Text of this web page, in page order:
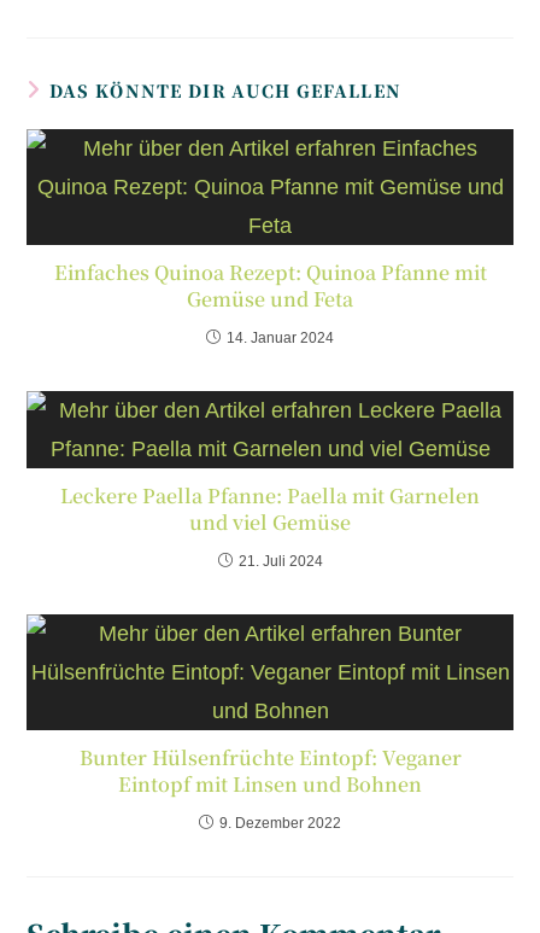
DAS KÖNNTE DIR AUCH GEFALLEN
Einfaches Quinoa Rezept: Quinoa Pfanne mit
Gemüse und Feta
14. Januar 2024
Leckere Paella Pfanne: Paella mit Garnelen
und viel Gemüse
21. Juli 2024
Bunter Hülsenfrüchte Eintopf: Veganer
Eintopf mit Linsen und Bohnen
9. Dezember 2022